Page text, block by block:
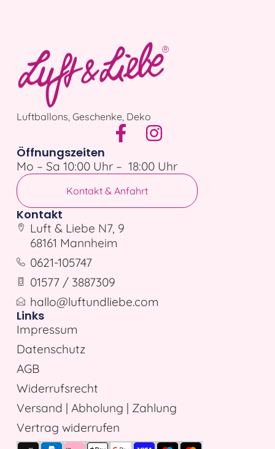
Luftballons, Geschenke, Deko
Öffnungszeiten
Mo – Sa 10:00 Uhr – 18:00 Uhr
Kontakt & Anfahrt
Kontakt
Luft & Liebe N7, 9
68161 Mannheim
0621-105747
01577 / 3887309
hallo@luftundliebe.com
Links
Impressum
Datenschutz
AGB
Widerrufsrecht
Versand | Abholung | Zahlung
Vertrag widerrufen